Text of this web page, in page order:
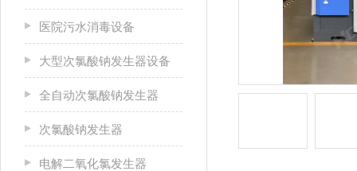
医院污水消毒设备
大型次氯酸钠发生器设备
全自动次氯酸钠发生器
次氯酸钠发生器
电解二氧化氯发生器